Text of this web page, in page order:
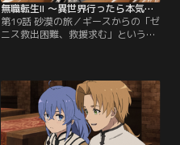
無職転生II ～異世界行ったら本気だす～（第2クール） 第19話
第19話 砂漠の旅／ギースからの「ゼ
ニス救出困難、救援求む」という手
ト大陸の迷宮都市ラパンへ行くこと
を決意する。しかしその道のりは、
想像以上に険しく、命の危険を伴う
ものだった。【提供：バンダイチャ
ンネル】